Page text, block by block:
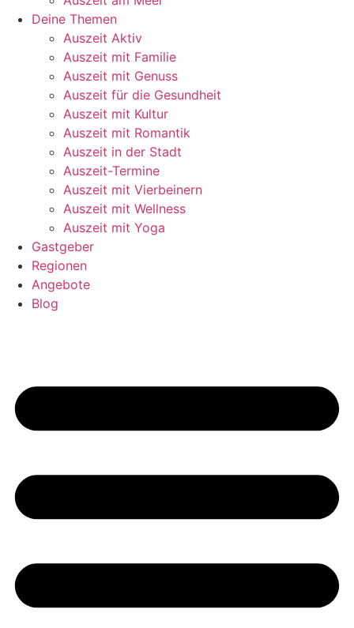
Deine Themen
Auszeit Aktiv
Auszeit mit Familie
Auszeit mit Genuss
Auszeit für die Gesundheit
Auszeit mit Kultur
Auszeit mit Romantik
Auszeit in der Stadt
Auszeit-Termine
Auszeit mit Vierbeinern
Auszeit mit Wellness
Auszeit mit Yoga
Gastgeber
Regionen
Angebote
Blog